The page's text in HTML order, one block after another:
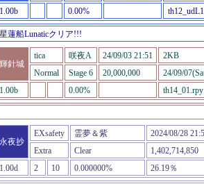
1.00b
0.00%
星蓮船Lunaticクリア!!!
輝針城
tica 咲夜A 24/09/03 21:51
2KB
Normal
Stage 6 20,000,000
24/09/
1.00b
0.00% th14_01.rpy
永夜抄
EXsafety 霊夢＆紫
2024/08/28
Extra
Clear
1,402,714,850
1.00d
2 10 0.000000% 26.19％